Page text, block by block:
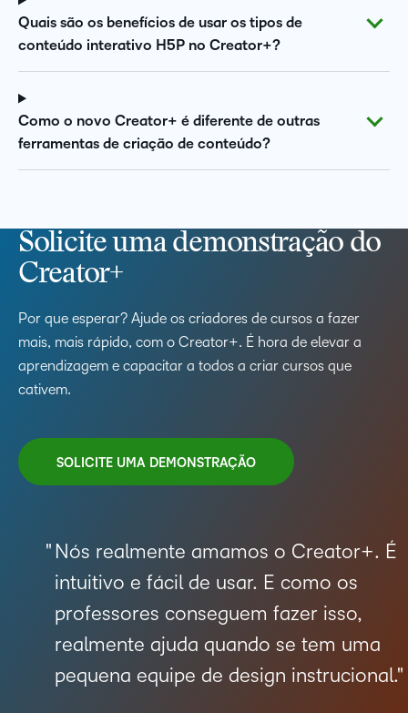
Quais são os benefícios de usar os tipos de
conteúdo interativo H5P no Creator+?
Como o novo Creator+ é diferente de outras
ferramentas de criação de conteúdo?
Solicite uma demonstração do
Creator+
Por que esperar? Ajude os criadores de cursos a fazer
mais, mais rápido, com o Creator+. É hora de elevar a
aprendizagem e capacitar a todos a criar cursos que
cativem.
SOLICITE UMA DEMONSTRAÇÃO
Nós realmente amamos o Creator+. É
intuitivo e fácil de usar. E como os
professores conseguem fazer isso,
realmente ajuda quando se tem uma
pequena equipe de design instrucional.